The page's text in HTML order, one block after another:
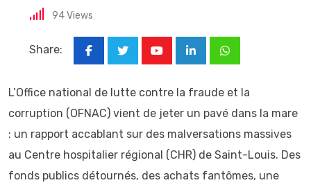
94Views
Share:
LinkedInWhatsapp
L’Office national de lutte contre la fraude et la
corruption (OFNAC) vient de jeter un pavé dans la mare
: un rapport accablant sur des malversations massives
au Centre hospitalier régional (CHR) de Saint-Louis. Des
fonds publics détournés, des achats fantômes, une